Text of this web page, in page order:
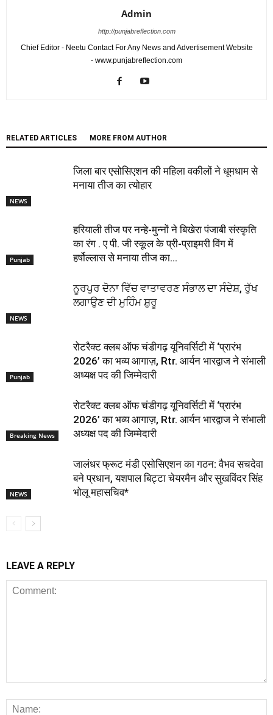
Admin
http://punjabreflection.com
Chief Editor - Neetu Contact For Any News and Advertisement Website
- www.punjabreflection.com
RELATED ARTICLES MORE FROM AUTHOR
NEWS
जिला बार एसोसिएशन की महिला वकीलों ने धूमधाम से
मनाया तीज का त्योहार
Punjab
हरियाली तीज पर नन्हे-मुन्नों ने बिखेरा पंजाबी संस्कृति
का रंग . ए पी. जी स्कूल के प्री-प्राइमरी विंग में
हर्षोल्लास से मनाया तीज का...
NEWS
ਨੂਰਪੁਰ ਦੋਨਾ ਵਿੱਚ ਵਾਤਾਵਰਣ ਸੰਭਾਲ ਦਾ ਸੰਦੇਸ਼, ਰੁੱਖ
ਲਗਾਉਣ ਦੀ ਮੁਹਿੰਮ ਸ਼ੁਰੂ
Punjab
रोटरैक्ट क्लब ऑफ चंडीगढ़ यूनिवर्सिटी में ‘प्रारंभ
2026’ का भव्य आगाज़, Rtr. आर्यन भारद्वाज ने संभाली
अध्यक्ष पद की जिम्मेदारी
Breaking News
रोटरैक्ट क्लब ऑफ चंडीगढ़ यूनिवर्सिटी में ‘प्रारंभ
2026’ का भव्य आगाज़, Rtr. आर्यन भारद्वाज ने संभाली
अध्यक्ष पद की जिम्मेदारी
NEWS
जालंधर फ्रूट मंडी एसोसिएशन का गठन: वैभव सचदेवा
बने प्रधान, यशपाल बिट्टा चेयरमैन और सुखविंदर सिंह
भोलू महासचिव*
LEAVE A REPLY